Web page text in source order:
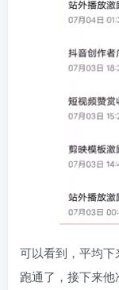
可以看到，平均
跑通了，接下来